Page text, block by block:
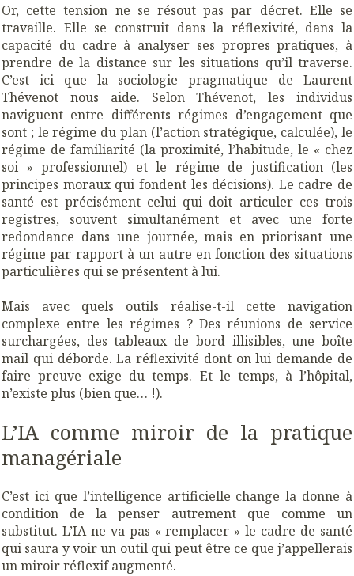
Or, cette tension ne se résout pas par décret. Elle se
travaille. Elle se construit dans la réflexivité, dans la
capacité du cadre à analyser ses propres pratiques, à
prendre de la distance sur les situations qu’il traverse.
C’est ici que la sociologie pragmatique de Laurent
Thévenot nous aide. Selon Thévenot, les individus
naviguent entre différents régimes d’engagement que
sont ; le régime du plan (l’action stratégique, calculée), le
régime de familiarité (la proximité, l’habitude, le « chez
soi » professionnel) et le régime de justification (les
principes moraux qui fondent les décisions). Le cadre de
santé est précisément celui qui doit articuler ces trois
registres, souvent simultanément et avec une forte
redondance dans une journée, mais en priorisant une
régime par rapport à un autre en fonction des situations
particulières qui se présentent à lui.
Mais avec quels outils réalise-t-il cette navigation
complexe entre les régimes ? Des réunions de service
surchargées, des tableaux de bord illisibles, une boîte
mail qui déborde. La réflexivité dont on lui demande de
faire preuve exige du temps. Et le temps, à l’hôpital,
n’existe plus (bien que… !).
L’IA comme miroir de la pratique
managériale
C’est ici que l’intelligence artificielle change la donne à
condition de la penser autrement que comme un
substitut. L’IA ne va pas « remplacer » le cadre de santé
qui saura y voir un outil qui peut être ce que j’appellerais
un miroir réflexif augmenté.